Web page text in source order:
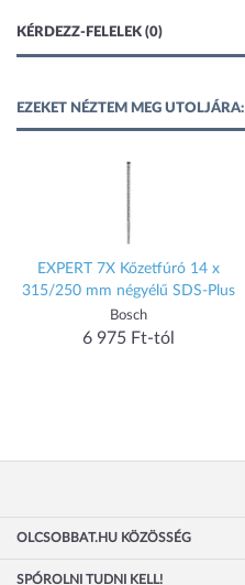
KÉRDEZZ-FELELEK (0)
EZEKET NÉZTEM MEG UTOLJÁRA:
EXPERT 7X Kőzetfúró 14 x
315/250 mm négyélű SDS-Plus
Bosch
6 975 Ft-tól
OLCSOBBAT.HU KÖZÖSSÉG
SPÓROLNI TUDNI KELL!